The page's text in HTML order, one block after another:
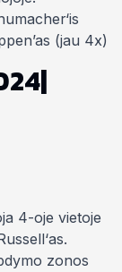
(jau 4x)
4-oje vietoje
zonos